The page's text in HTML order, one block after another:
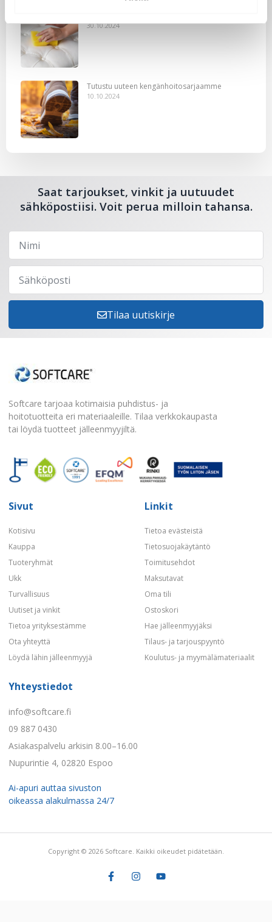
30.10.2024
Tutustu uuteen kengänhoitosarjaamme
10.10.2024
Saat tarjoukset, vinkit ja uutuudet
sähköpostiisi. Voit perua milloin tahansa.
Tilaa uutiskirje
Softcare tarjoaa kotimaisia puhdistus- ja
hoitotuotteita eri materiaaleille. Tilaa verkkokaupasta
tai löydä tuotteet jälleenmyyjiltä.
Sivut
Kotisivu
Kauppa
Tuoteryhmät
Ukk
Turvallisuus
Uutiset ja vinkit
Tietoa yrityksestämme
Ota yhteyttä
Löydä lähin jälleenmyyjä
Linkit
Tietoa evästeistä
Tietosuojakäytäntö
Toimitusehdot
Maksutavat
Oma tili
Ostoskori
Hae jälleenmyyjäksi
Tilaus- ja tarjouspyyntö
Koulutus- ja myymälämateriaalit
Yhteystiedot
info@softcare.fi
09 887 0430
Asiakaspalvelu arkisin 8.00–16.00
Nupurintie 4, 02820 Espoo
Ai-apuri auttaa sivuston
oikeassa alakulmassa 24/7
Copyright © 2026 Softcare. Kaikki oikeudet pidätetään.